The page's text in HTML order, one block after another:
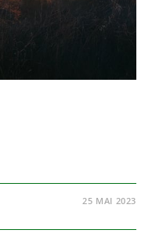
25 MAI 2023